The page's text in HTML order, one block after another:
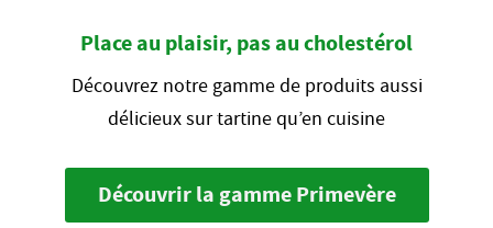
Place au plaisir, pas au cholestérol
Découvrez notre gamme de produits aussi
délicieux sur tartine qu’en cuisine
Découvrir la gamme Primevère